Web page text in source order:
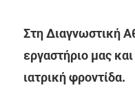
Στη Διαγνωστική
εργαστήριο μας
ιατρική φροντίδα.